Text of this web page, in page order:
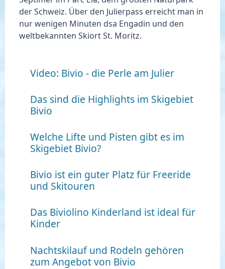
der Schweiz. Über den Julierpass erreicht man in
nur wenigen Minuten dsa Engadin und den
weltbekannten Skiort St. Moritz.
Video: Bivio - die Perle am Julier
Das sind die Highlights im Skigebiet
Bivio
Welche Lifte und Pisten gibt es im
Skigebiet Bivio?
Bivio ist ein guter Platz für Freeride
und Skitouren
Das Biviolino Kinderland ist ideal für
Kinder
Nachtskilauf und Rodeln gehören
zum Angebot von Bivio